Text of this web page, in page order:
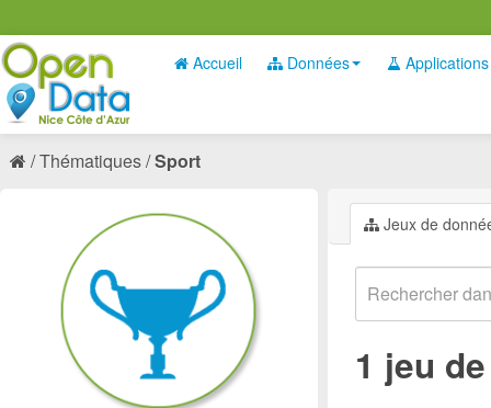
Accueil Données Applications
Thématiques Sport
Jeux de
1 jeu